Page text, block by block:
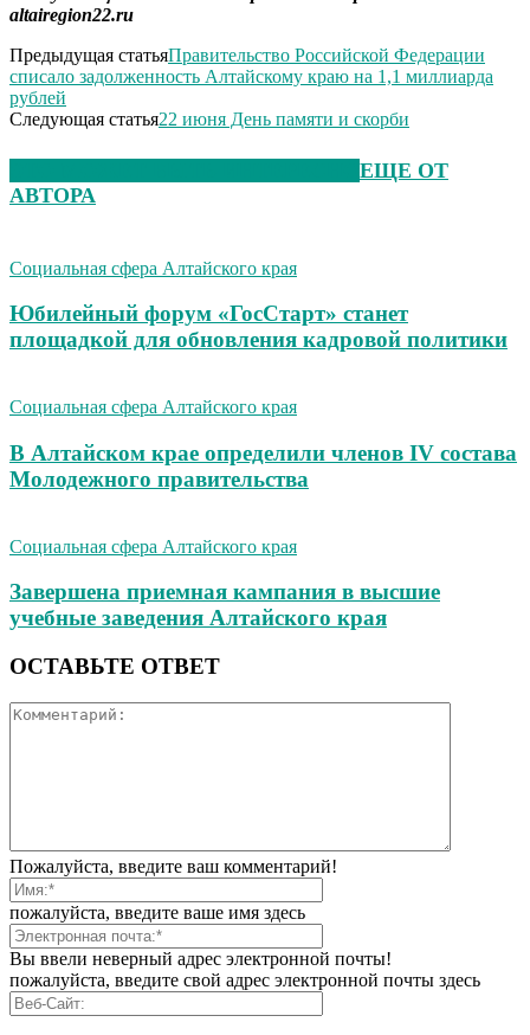
altairegion22.ru
Предыдущая статьяПравительство Российской Федерации
списало задолженность Алтайскому краю на 1,1 миллиарда
рублей
Следующая статья22 июня День памяти и скорби
ЕЩЕ ОТ
АВТОРА
Социальная сфера Алтайского края
Юбилейный форум «ГосСтарт» станет
площадкой для обновления кадровой политики
Социальная сфера Алтайского края
В Алтайском крае определили членов IV состава
Молодежного правительства
Социальная сфера Алтайского края
Завершена приемная кампания в высшие
учебные заведения Алтайского края
ОСТАВЬТЕ ОТВЕТ
Пожалуйста, введите ваш комментарий!
пожалуйста, введите ваше имя здесь
Вы ввели неверный адрес электронной почты!
пожалуйста, введите свой адрес электронной почты здесь